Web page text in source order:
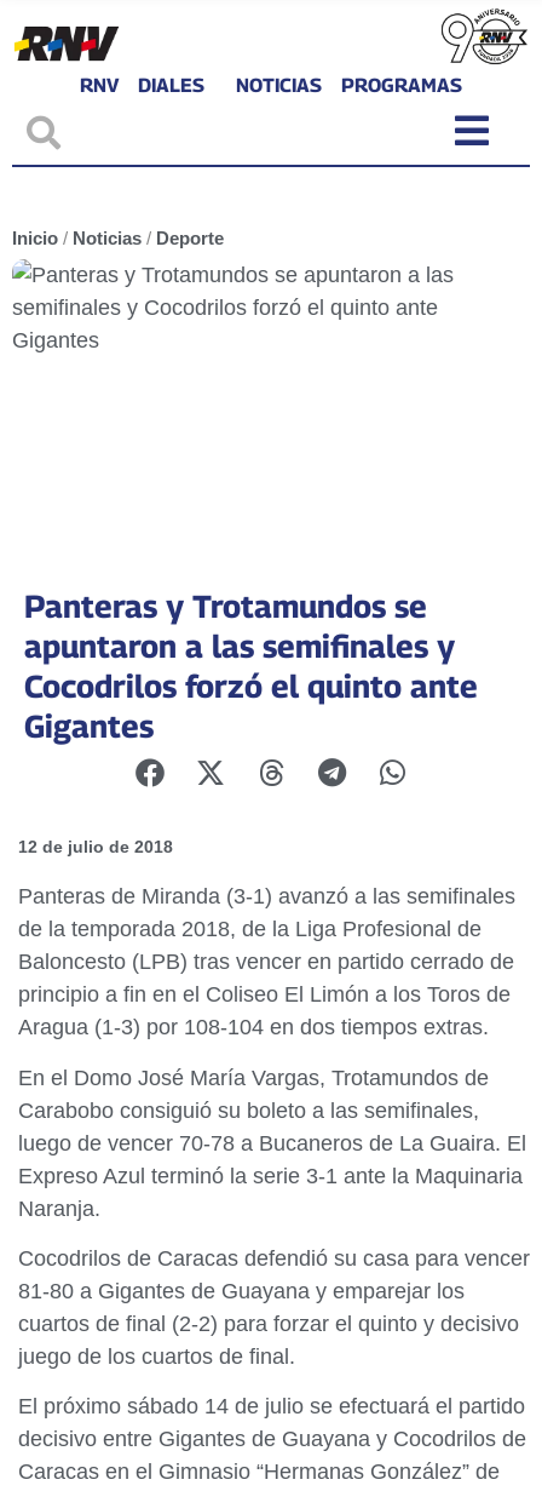
RNV DIALES NOTICIAS PROGRAMAS
Inicio / Noticias / Deporte
Panteras y Trotamundos se
apuntaron a las semifinales y
Cocodrilos forzó el quinto ante
Gigantes
12 de julio de 2018
Panteras de Miranda (3-1) avanzó a las semifinales
de la temporada 2018, de la Liga Profesional de
Baloncesto (LPB) tras vencer en partido cerrado de
principio a fin en el Coliseo El Limón a los Toros de
Aragua (1-3) por 108-104 en dos tiempos extras.
En el Domo José María Vargas, Trotamundos de
Carabobo consiguió su boleto a las semifinales,
luego de vencer 70-78 a Bucaneros de La Guaira. El
Expreso Azul terminó la serie 3-1 ante la Maquinaria
Naranja.
Cocodrilos de Caracas defendió su casa para vencer
81-80 a Gigantes de Guayana y emparejar los
cuartos de final (2-2) para forzar el quinto y decisivo
juego de los cuartos de final.
El próximo sábado 14 de julio se efectuará el partido
decisivo entre Gigantes de Guayana y Cocodrilos de
Caracas en el Gimnasio “Hermanas González” de